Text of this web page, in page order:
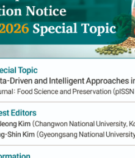
v
i
g
t
o
조한 발효마늘의
1 ,박점련
of
various lactic
refresh.
while using the website,
for a day.